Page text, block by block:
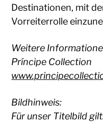
Destinationen, mit
Vorreiterrolle
Weitere
Príncipe Collection
Bildhinweis:
Für unser Titelbild